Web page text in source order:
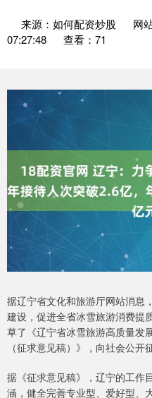
来源：如何配资炒股 网
07:27:48
查看：71
据辽宁省文化和旅游厅网站消息
建设，促进全省冰雪旅游消费提
草了《辽宁省冰雪旅游高质量发
（征求意见稿）》，向社会公开
据《征求意见稿》，辽宁的工作
涵，健全完善专业型、爱好型、